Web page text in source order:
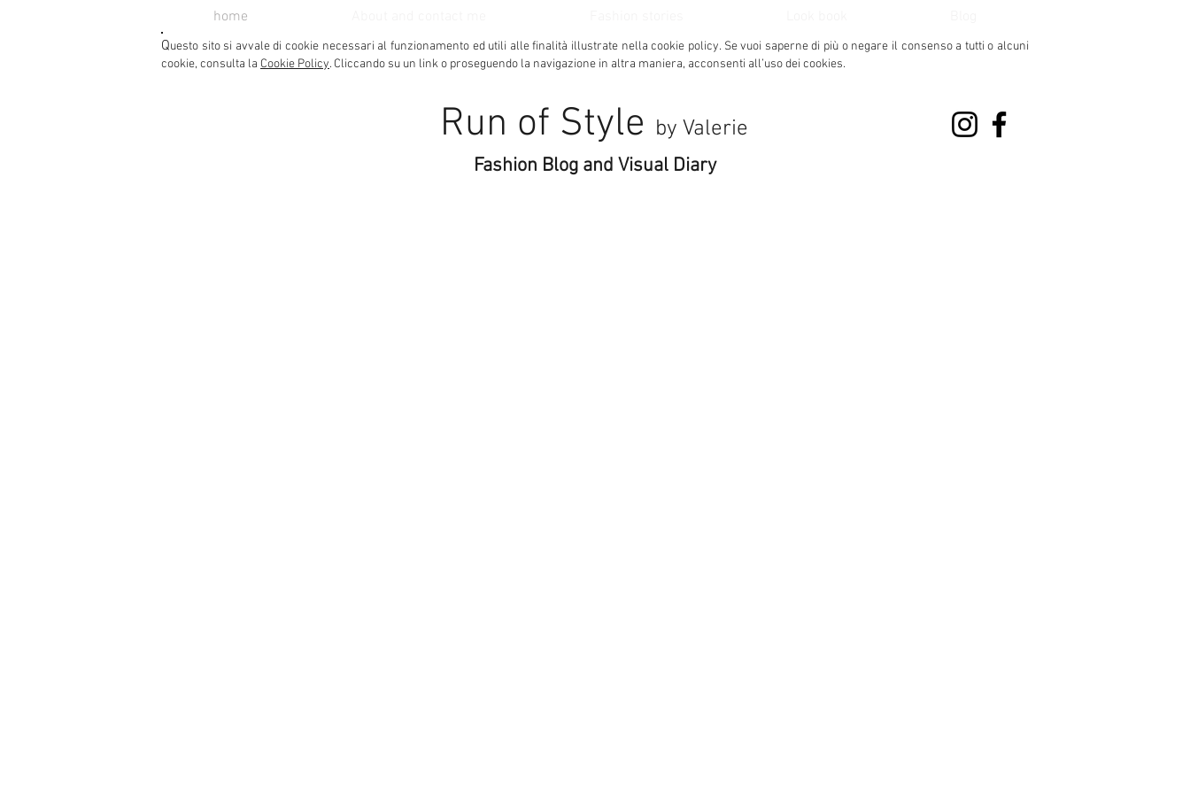
home
Questo sito si avvale di cookie necessari al funzionamento ed utili alle finalità illustrate nella cookie policy. Se vuoi saperne di più o negare il consenso a tutti o alcuni
cookie, consulta la Cookie Policy. Cliccando su un link o proseguendo la navigazione in altra maniera, acconsenti all’uso dei cookies.
Run of Style by Valerie
Fashion Blog and Visual Diary